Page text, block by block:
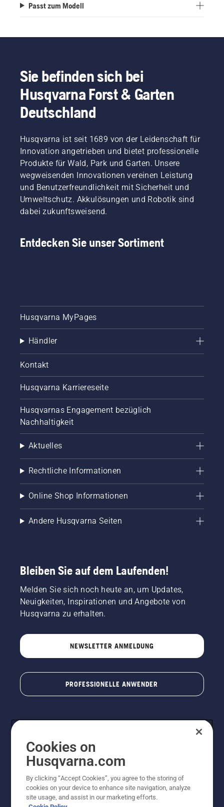
Passt zum Modell
Sie befinden sich bei
Husqvarna Forst & Garten
Deutschland
Husqvarna ist seit 1689 von der Leidenschaft für
Innovation angetrieben und bietet professionelle
Produkte für Wald, Park und Garten. Unsere
wegweisenden Innovationen vereinen Leistung
und Benutzerfreundlichkeit mit Sicherheit und
Umweltschutz. Akkulösungen und Robotik sind
dabei zukunftsweisend.
Entdecken Sie unser Sortiment
Husqvarna MyPages
Händler
Kontakt
Husqvarna Karriereseite
Husqvarnas Engagement bezüglich
Nachhaltigkeit
Aktuelles
Rechtliche Informationen
Online Shop Informationen
Andere Husqvarna Seiten
Bleiben Sie auf dem Laufenden!
Melden Sie sich noch heute an, um Updates,
Neuigkeiten, Inspirationen und Angebote von
Husqvarna zu erhalten.
NEWSLETTER ANMELDUNG
PROFESSIONELLE ANWENDER
© Husqvarna AB (publ). Alle Rechte vorbehalten. Bei
den Preisangaben handelt es sich um unverbindliche
Cookies on
Husqvarna.com
By clicking “Accept Cookies”, you agree to the storing of
cookies on your device to enhance site navigation, analyze
site usage, and assist in our marketing efforts.